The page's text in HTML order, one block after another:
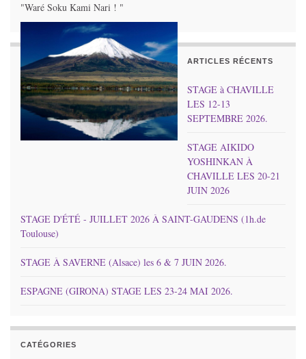
"Waré Soku Kami Nari ! "
ARTICLES RÉCENTS
STAGE à CHAVILLE
LES 12-13
SEPTEMBRE 2026.
STAGE AIKIDO
YOSHINKAN À
CHAVILLE LES 20-21
JUIN 2026
STAGE D'ÉTÉ - JUILLET 2026 À SAINT-GAUDENS (1h.de
Toulouse)
STAGE À SAVERNE (Alsace) les 6 & 7 JUIN 2026.
ESPAGNE (GIRONA) STAGE LES 23-24 MAI 2026.
CATÉGORIES